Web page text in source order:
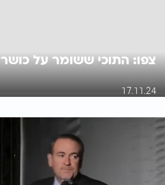
צפו: התוכי ששומר על כושר
17.11.24